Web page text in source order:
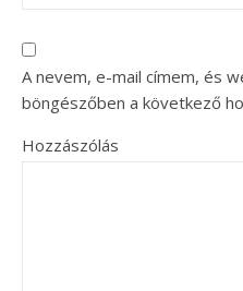
A nevem, e-mail címem, és
böngészőben a következő
Hozzászólás